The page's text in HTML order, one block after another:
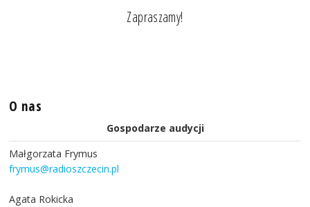
Zapraszamy!
O nas
Gospodarze audycji
Małgorzata Frymus
frymus@radioszczecin.pl
Agata Rokicka